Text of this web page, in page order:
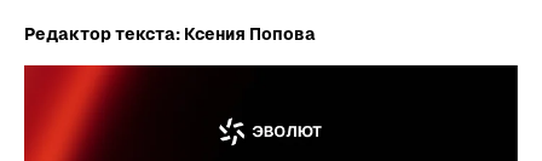
Редактор текста: Ксения Попова